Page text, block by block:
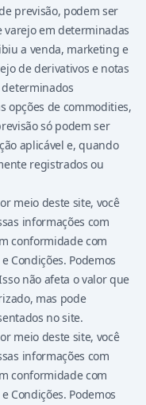
previsão, podem ser
em determinadas
a venda, marketing e
de derivativos e notas
opções de commodities,
só podem ser
aplicável e, quando
registrados ou
meio deste site, você
informações com
conformidade com
Condições. Podemos
não afeta o valor que
mas pode
no site.
meio deste site, você
informações com
conformidade com
Condições. Podemos